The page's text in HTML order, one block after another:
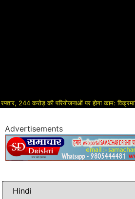
करोड़ की परियोजनाओं पर होगा काम: विक्रमादित्य सिंह
Advertisements